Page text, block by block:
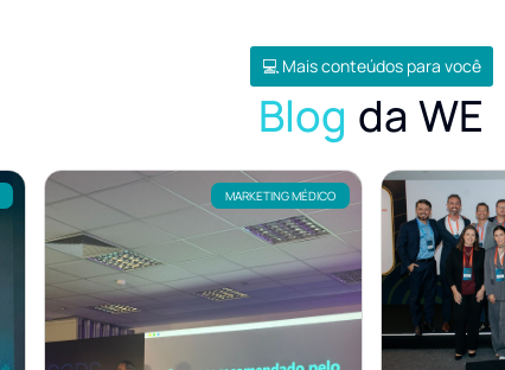
💻 Mais conteúdos para você
Blog da WE
MARKETING MÉDICO